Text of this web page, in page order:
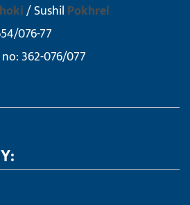
/ Sushil Pokhrel
076-77
362-076/077